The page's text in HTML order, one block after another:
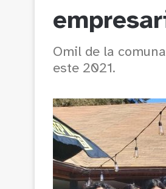
Omil de la
este 2021.